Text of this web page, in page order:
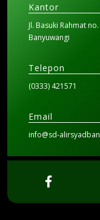
Kantor
Jl. Basuki Rahmat
Banyuwangi
Telepon
(0333) 421571
Email
info@sd-